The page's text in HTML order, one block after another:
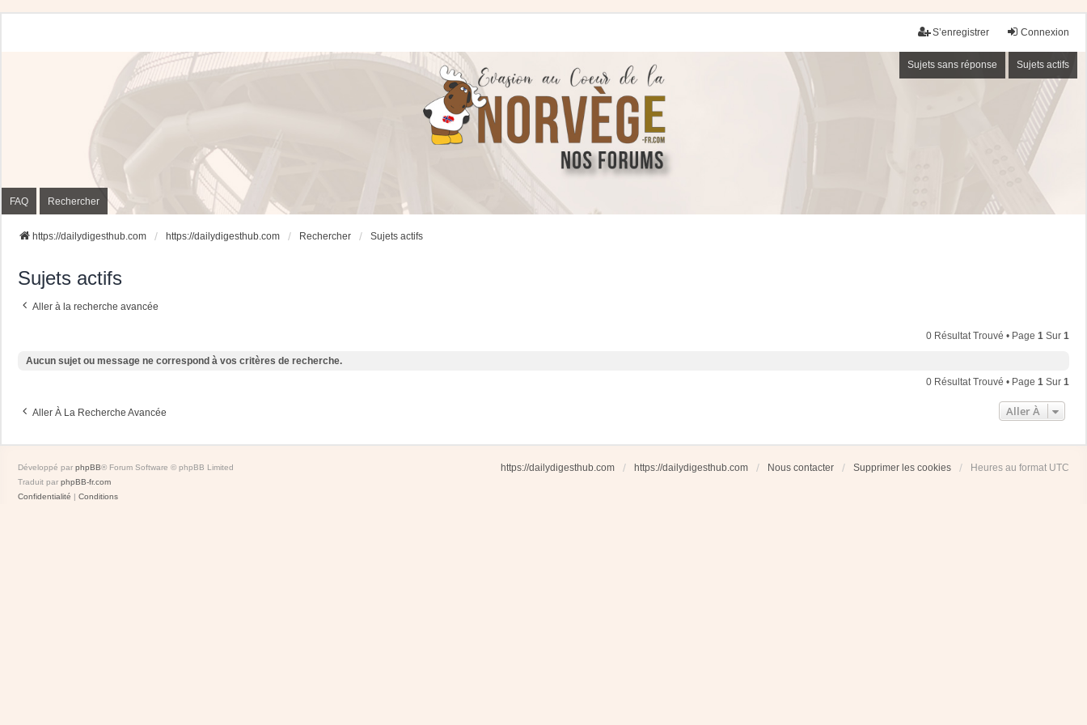
Connexion
S’enregistrer
Sujets sans réponse Sujets actifs
FAQ Rechercher
https://dailydigesthub.com https://dailydigesthub.com Rechercher Sujets actifs
Sujets actifs
Aller à la recherche avancée
0 Résultat Trouvé • Page 1 Sur 1
Aucun sujet ou message ne correspond à vos critères de recherche.
0 Résultat Trouvé • Page 1 Sur 1
Aller À La Recherche Avancée Aller À
https://dailydigesthub.com https://dailydigesthub.com Nous contacter Supprimer les cookies Heures au format UTC
Développé par phpBB® Forum Software © phpBB Limited
Traduit par phpBB-fr.com
Confidentialité | Conditions